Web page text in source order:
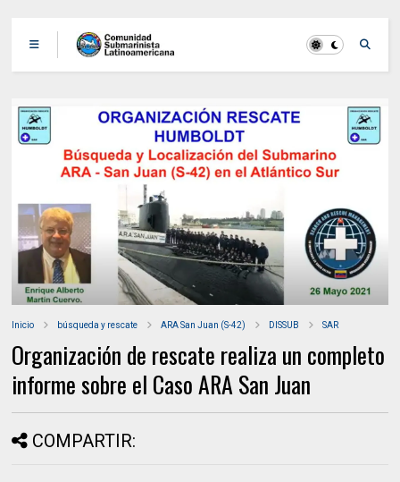
Inicio búsqueda y rescate ARA San Juan (S-42) DISSUB SAR
Organización de rescate realiza un completo
informe sobre el Caso ARA San Juan
COMPARTIR: